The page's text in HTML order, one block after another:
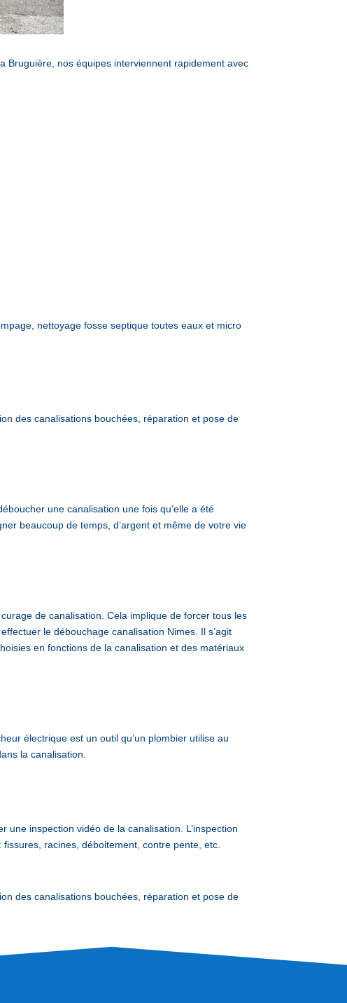
Bruguière, nos équipes interviennent rapidement avec
nettoyage fosse septique toutes eaux et micro
des canalisations bouchées, réparation et pose de
une canalisation une fois qu’elle a été
beaucoup de temps, d’argent et même de votre vie
de canalisation. Cela implique de forcer tous les
le débouchage canalisation Nimes. Il s’agit
en fonctions de la canalisation et des matériaux
électrique est un outil qu’un plombier utilise au
la canalisation.
inspection vidéo de la canalisation. L’inspection
racines, déboitement, contre pente, etc.
des canalisations bouchées, réparation et pose de